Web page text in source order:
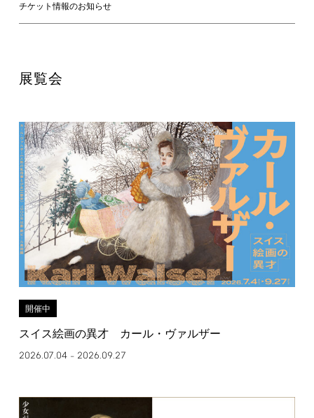
チケット情報のお知らせ
展覧会
開催中
スイス絵画の異才 カール・ヴァルザー
2026.07.04– 2026.09.27